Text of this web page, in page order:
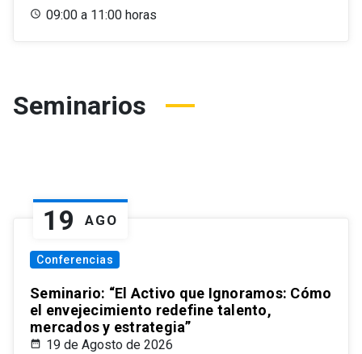
09:00 a 11:00 horas
Seminarios
19 AGO
Conferencias
Seminario: “El Activo que Ignoramos: Cómo
el envejecimiento redefine talento,
mercados y estrategia”
19 de Agosto de 2026